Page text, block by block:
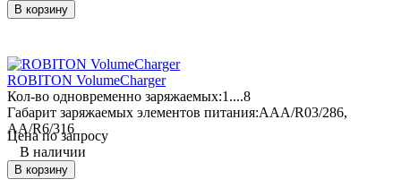
В корзину
ROBITON VolumeCharger
Кол-во одновременно заряжаемых:1....8
Габарит заряжаемых элементов питания:AAA/R03/286,
AA/R6/316
Цена по запросу
В наличии
В корзину